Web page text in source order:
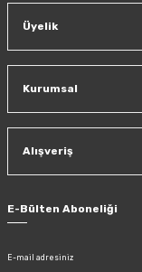
Üyelik
Kurumsal
Alışveriş
E-Bülten Aboneliği